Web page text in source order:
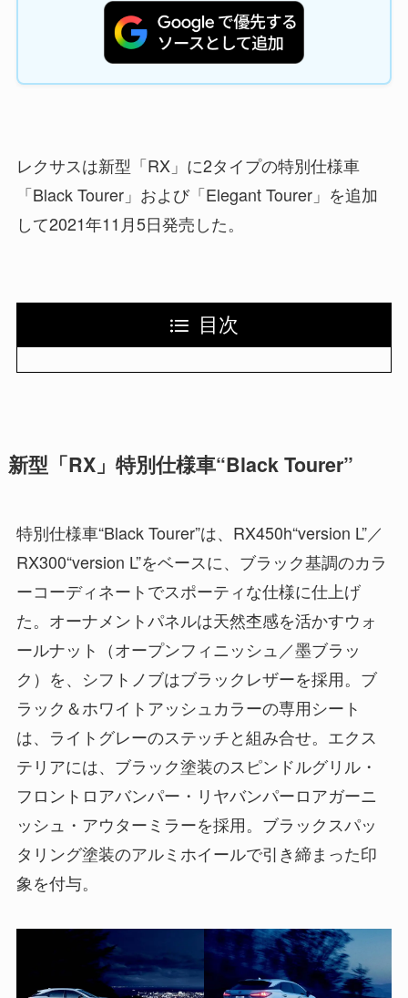
レクサスは新型「RX」に2タイプの特別仕様車
「Black Tourer」および「Elegant Tourer」を追加
して2021年11月5日発売した。
目次
新型「RX」特別仕様車“Black Tourer”
特別仕様車“Black Tourer”は、RX450h“version L”／
RX300“version L”をベースに、ブラック基調のカラ
ーコーディネートでスポーティな仕様に仕上げ
た。オーナメントパネルは天然杢感を活かすウォ
ールナット（オープンフィニッシュ／墨ブラッ
ク）を、シフトノブはブラックレザーを採用。ブ
ラック＆ホワイトアッシュカラーの専用シート
は、ライトグレーのステッチと組み合せ。エクス
テリアには、ブラック塗装のスピンドルグリル・
フロントロアバンパー・リヤバンパーロアガーニ
ッシュ・アウターミラーを採用。ブラックスパッ
タリング塗装のアルミホイールで引き締まった印
象を付与。